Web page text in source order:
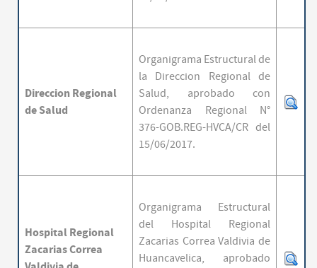
Direccion Regional
de Salud
Organigrama Estructural de
la Direccion Regional de
Salud, aprobado con
Ordenanza Regional N°
376-GOB.REG-HVCA/CR del
15/06/2017.
Hospital Regional
Zacarias Correa
Organigrama Estructural
del Hospital Regional
Zacarias Correa Valdivia de
Huancavelica, aprobado